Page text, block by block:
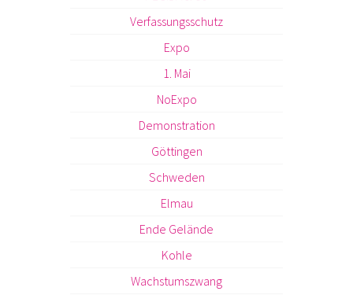
Verfassungsschutz
Expo
1. Mai
NoExpo
Demonstration
Göttingen
Schweden
Elmau
Ende Gelände
Kohle
Wachstumszwang